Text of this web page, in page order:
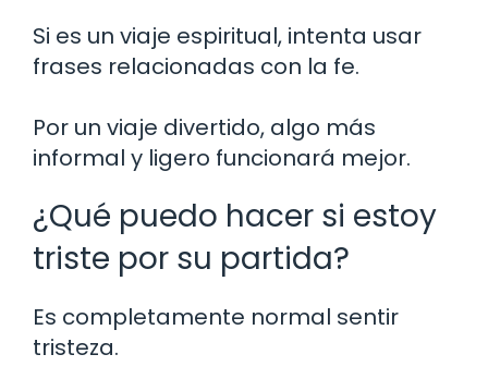
Si es un viaje espiritual, intenta usar
frases relacionadas con la fe.
Por un viaje divertido, algo más
informal y ligero funcionará mejor.
¿Qué puedo hacer si estoy
triste por su partida?
Es completamente normal sentir
tristeza.